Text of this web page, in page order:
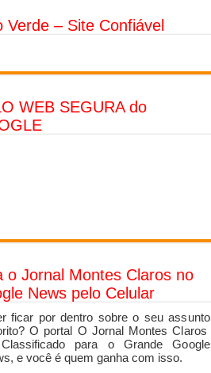
Verde – Site Confiável
WEB SEGURA do
o Jornal Montes Claros no
News pelo Celular
ficar por dentro sobre o seu assunto
O portal O Jornal Montes Claros
para o Grande Google
e você é quem ganha com isso.